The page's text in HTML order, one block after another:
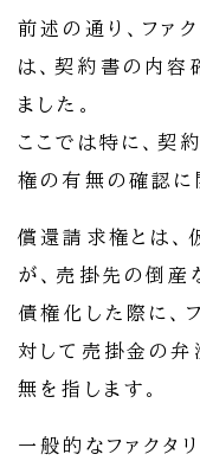
前述の通り、ファ
は、契約書の内容
ました。
ここでは特に、契
権の有無の確認に
償還請求権とは、
が、売掛先の倒産
債権化した際に、
対して売掛金の
無を指します。
一般的なファクタ